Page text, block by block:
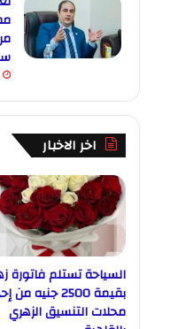
اخر الاخبار
السياحة تستلم فاتورة
بقيمة 2500 جنيه
محلات التنسيق الزهري